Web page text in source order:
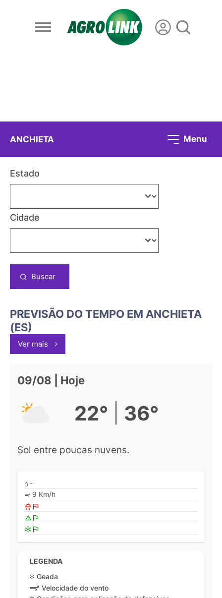
ANCHIETA Menu
Estado
Cidade
Buscar
PREVISÃO DO TEMPO EM ANCHIETA
(ES)
Ver mais
09/08 | Hoje
22° 36°
Sol entre poucas nuvens.
-
9 Km/h
LEGENDA
Geada
Velocidade do vento